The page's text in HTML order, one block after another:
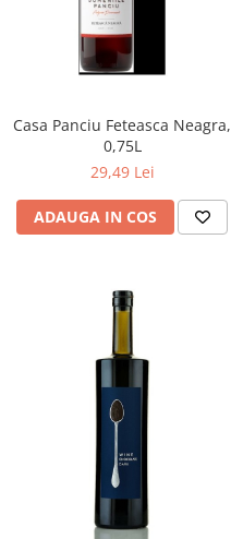
Casa Panciu Feteasca Neagra,
0,75L
29,49 Lei
ADAUGA IN COS